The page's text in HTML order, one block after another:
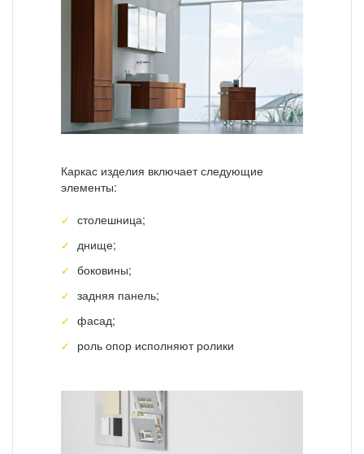
Каркас изделия включает следующие
элементы:
столешница;
днище;
боковины;
задняя панель;
фасад;
роль опор исполняют ролики